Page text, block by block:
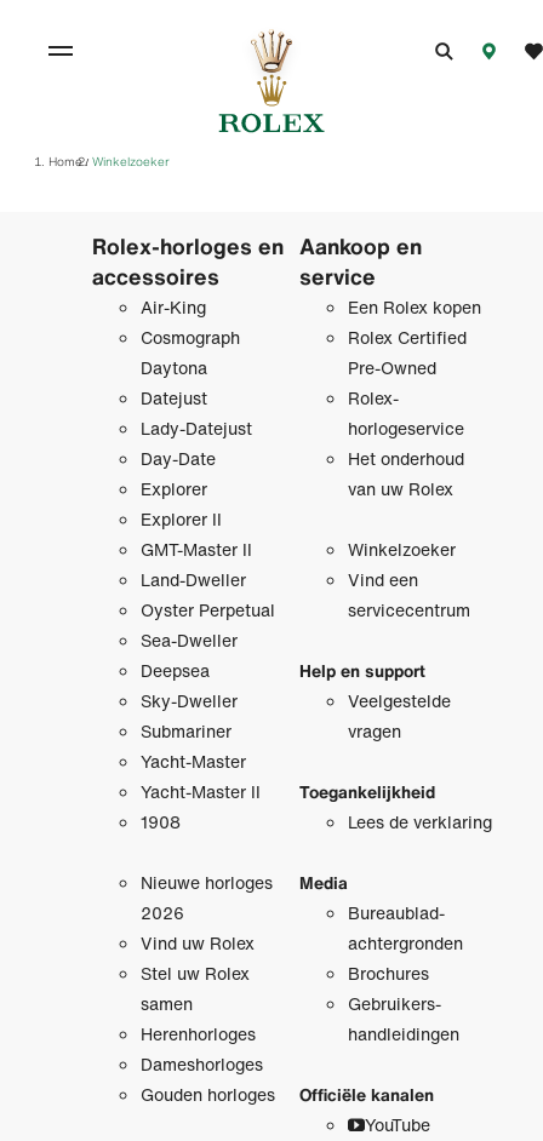
Home/ Winkelzoeker
Rolex-horloges en
accessoires
Air-King
Cosmograph
Daytona
Datejust
Lady-Datejust
Day-Date
Explorer
Explorer II
GMT-Master II
Land-Dweller
Oyster Perpetual
Sea-Dweller
Deepsea
Sky-Dweller
Submariner
Yacht-Master
Yacht-Master II
1908
Nieuwe horloges
2026
Vind uw Rolex
Stel uw Rolex
samen
Herenhorloges
Dameshorloges
Gouden horloges
Aankoop en
service
Een Rolex kopen
Rolex Certified
Pre‑Owned
Rolex-
horlogeservice
Het onderhoud
van uw Rolex
Winkelzoeker
Vind een
servicecentrum
Help en support
Veelgestelde
vragen
Toegankelijkheid
Lees de verklaring
Media
Bureaublad­
achtergronden
Brochures
Gebruikers­
handleidingen
Officiële kanalen
YouTube